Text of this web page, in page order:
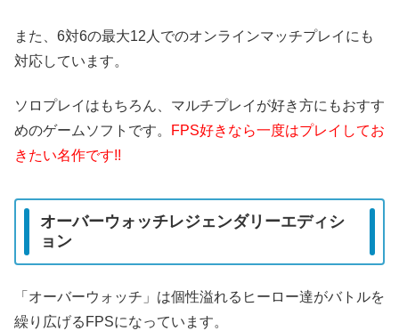
また、6対6の最大12人でのオンラインマッチプレイにも
対応しています。
ソロプレイはもちろん、マルチプレイが好き方にもおすす
めのゲームソフトです。
FPS好きなら一度はプレイしてお
きたい名作です!!
オーバーウォッチレジェンダリーエディシ
ョン
「オーバーウォッチ」は個性溢れるヒーロー達がバトルを
繰り広げるFPSになっています。